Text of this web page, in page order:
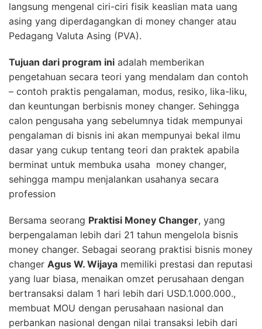
langsung mengenal ciri-ciri fisik keaslian mata uang
asing yang diperdagangkan di money changer atau
Pedagang Valuta Asing (PVA).
Tujuan dari program ini adalah memberikan
pengetahuan secara teori yang mendalam dan contoh
– contoh praktis pengalaman, modus, resiko, lika-liku,
dan keuntungan berbisnis money changer. Sehingga
calon pengusaha yang sebelumnya tidak mempunyai
pengalaman di bisnis ini akan mempunyai bekal ilmu
dasar yang cukup tentang teori dan praktek apabila
berminat untuk membuka usaha money changer,
sehingga mampu menjalankan usahanya secara
profession
Bersama seorang Praktisi Money Changer, yang
berpengalaman lebih dari 21 tahun mengelola bisnis
money changer. Sebagai seorang praktisi bisnis money
changer Agus W. Wijaya memiliki prestasi dan reputasi
yang luar biasa, menaikan omzet perusahaan dengan
bertransaksi dalam 1 hari lebih dari USD.1.000.000.,
membuat MOU dengan perusahaan nasional dan
perbankan nasional dengan nilai transaksi lebih dari